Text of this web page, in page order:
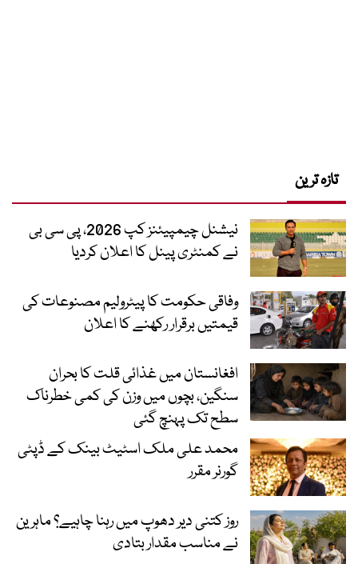
تازہ ترین
نیشنل چیمپیئنز کپ 2026، پی سی بی
نے کمنٹری پینل کا اعلان کردیا
وفاقی حکومت کا پیٹرولیم مصنوعات کی
قیمتیں برقرار رکھنے کا اعلان
افغانستان میں غذائی قلت کا بحران
سنگین، بچوں میں وزن کی کمی خطرناک
سطح تک پہنچ گئی
محمد علی ملک اسٹیٹ بینک کے ڈپٹی
گورنر مقرر
روز کتنی دیر دھوپ میں رہنا چاہیے؟ ماہرین
نے مناسب مقدار بتادی